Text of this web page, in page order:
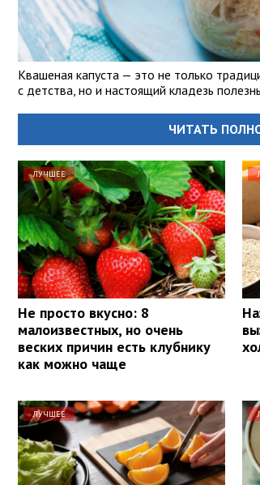
Квашеная капуста — это не только
с детства, но и настоящий кладезь
ЧИТАТЬ
ЛУЧШЕЕ
Не просто вкусно: 8
малоизвестных, но очень
веских причин есть клубнику
как можно чаще
ЛУЧШЕЕ